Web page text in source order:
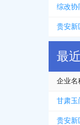
综改协
最
企业名
甘肃玉